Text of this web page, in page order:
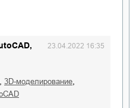
23.04.2022 16:35
3D-моделирование